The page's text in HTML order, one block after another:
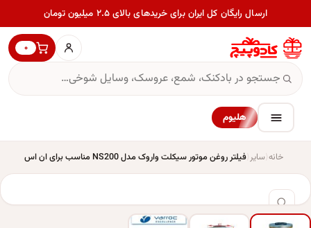
ارسال رایگان کل ایران برای خریدهای بالای ۲.۵ میلیون تومان
۰
هلیوم
خانه سایر فیلتر روغن موتور سیکلت واروک مدل NS200 مناسب برای ان اس